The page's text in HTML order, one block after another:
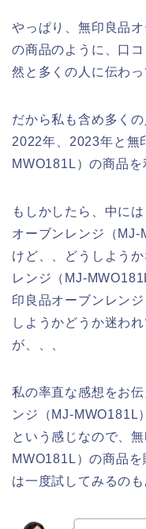
やっぱり、無印良品
の商品のように、口
然と多くの人に伝わ
だから私も含め多く
2022年、2023年と無
MWO181L）の商品
もしかしたら、中に
オーブンレンジ（
けど、、どうしよう
レンジ（
印良品オーブンレン
しようかどうか迷わ
が、、、
私の率直な感想をお
ンジ（MJ‐MWO181L
という感じなので、
MWO181L）の商品
は一度試してみるの